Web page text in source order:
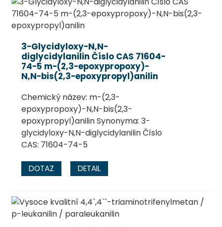
3-Glycidyloxy-N,N-
diglycidylanilin Číslo CAS 71604-
74-5 m-(2,3-epoxypropoxy)-
N,N-bis(2,3-epoxypropyl)anilin
Chemický název: m-(2,3-
epoxypropoxy)-N,N-bis(2,3-
epoxypropyl)anilin Synonyma: 3-
glycidyloxy-N,N-diglycidylanilin Číslo
CAS: 71604-74-5
DOTAZ DETAIL